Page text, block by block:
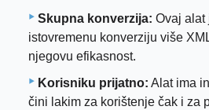
Skupna konverzija: Ovaj alat
istovremenu konverziju više
njegovu efikasnost.
Korisniku prijatno: Alat ima
čini lakim za korištenje čak i za